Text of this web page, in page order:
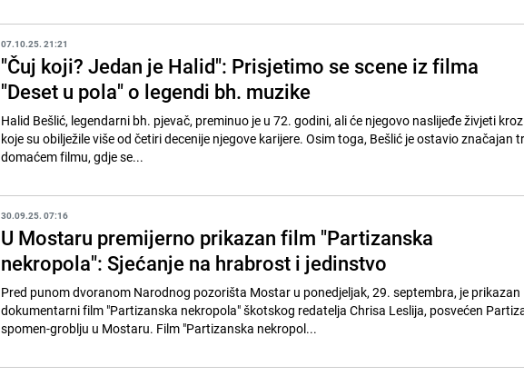
07.10.25. 21:21
"Čuj koji? Jedan je Halid": Prisjetimo se scene iz filma
"Deset u pola" o legendi bh. muzike
Halid Bešlić, legendarni bh. pjevač, preminuo je u 72. godini, ali će njegovo naslijeđe živjeti
koje su obilježile više od četiri decenije njegove karijere. Osim toga, Bešlić je ostavio značajan
domaćem filmu, gdje se...
30.09.25. 07:16
U Mostaru premijerno prikazan film "Partizanska
nekropola": Sjećanje na hrabrost i jedinstvo
Pred punom dvoranom Narodnog pozorišta Mostar u ponedjeljak, 29. septembra, je prikazan
dokumentarni film "Partizanska nekropola" škotskog redatelja Chrisa Leslija, posvećen
spomen-groblju u Mostaru. Film "Partizanska nekropol...